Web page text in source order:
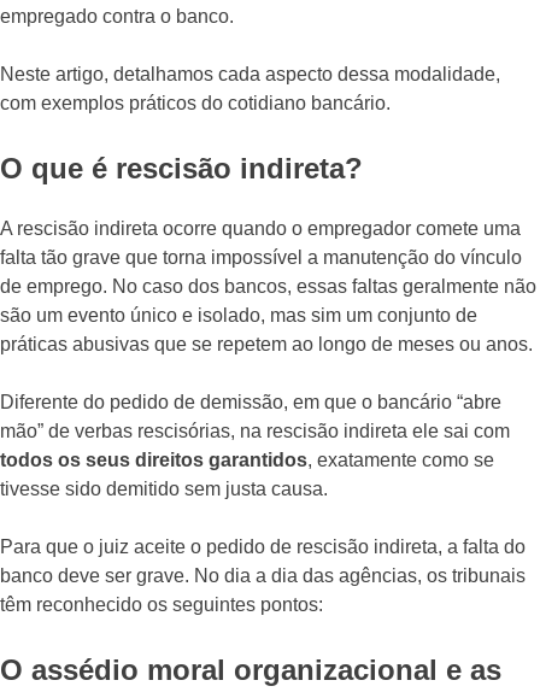
empregado contra o banco.
Neste artigo, detalhamos cada aspecto dessa modalidade,
com exemplos práticos do cotidiano bancário.
O que é rescisão indireta?
A rescisão indireta ocorre quando o empregador comete uma
falta tão grave que torna impossível a manutenção do vínculo
de emprego. No caso dos bancos, essas faltas geralmente não
são um evento único e isolado, mas sim um conjunto de
práticas abusivas que se repetem ao longo de meses ou anos.
Diferente do pedido de demissão, em que o bancário “abre
mão” de verbas rescisórias, na rescisão indireta ele sai com
todos os seus direitos garantidos, exatamente como se
tivesse sido demitido sem justa causa.
Para que o juiz aceite o pedido de rescisão indireta, a falta do
banco deve ser grave. No dia a dia das agências, os tribunais
têm reconhecido os seguintes pontos:
O assédio moral organizacional e as